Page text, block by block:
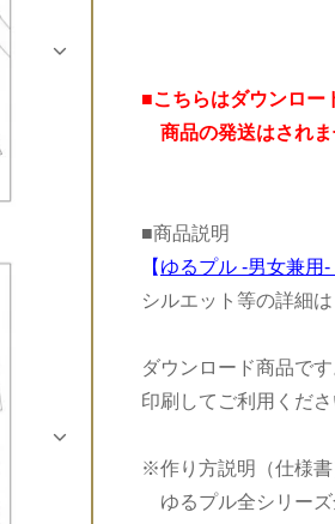
■こちらはダウンロー
商品の発送はされま
■商品説明
【 ゆるプル -男女兼
シルエット等の詳細は
ダウンロード商品です
印刷してご利用くだ
※作り方説明（仕様書
ゆるプル全シリーズ